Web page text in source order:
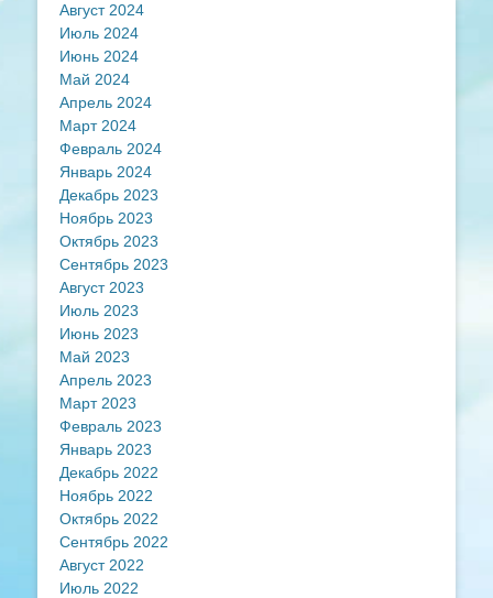
Август 2024
Июль 2024
Июнь 2024
Май 2024
Апрель 2024
Март 2024
Февраль 2024
Январь 2024
Декабрь 2023
Ноябрь 2023
Октябрь 2023
Сентябрь 2023
Август 2023
Июль 2023
Июнь 2023
Май 2023
Апрель 2023
Март 2023
Февраль 2023
Январь 2023
Декабрь 2022
Ноябрь 2022
Октябрь 2022
Сентябрь 2022
Август 2022
Июль 2022